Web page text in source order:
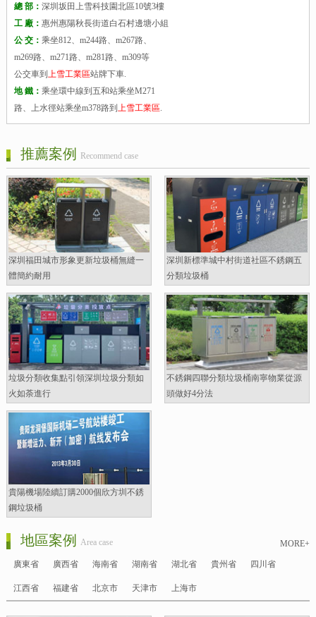
總 部： 深圳坂田上雪科技園北區10號3樓
工 廠： 惠州惠陽秋長街道白石村邊塘小組
公 交： 乘坐812、m244路、m267路、
m269路、m271路、m281路、m309等
公交車到 上雪工業區站牌下車.
地 鐵： 乘坐環中線到五和站乘坐M271
路、上水徑站乘坐m378路到 上雪工業區.
推薦案例 Recommend case
深圳福田城市形象更新垃圾桶無縫一
體簡約耐用
深圳新標準城中村街道社區不銹鋼五
分類垃圾桶
垃圾分類收集點引領深圳垃圾分類如
火如荼進行
不銹鋼四聯分類垃圾桶南寧物業從源
頭做好4分法
貴陽機場陸續訂購2000個欣方圳不銹
鋼垃圾桶
MORE+
地區案例 Area case
廣東省 廣西省 海南省 湖南省 湖北省 貴州省 四川省
江西省 福建省 北京市 天津市 上海市